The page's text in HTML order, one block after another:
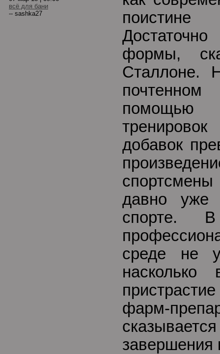
всё для бани
-- sashka27
поистине
формы,
Сталлоне.
добавок
давно уже
спорте.
среде не
насколько
фарм-
завершения